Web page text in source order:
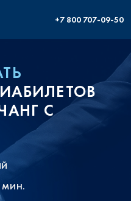
+7 800 707-09-50
С
МИН.